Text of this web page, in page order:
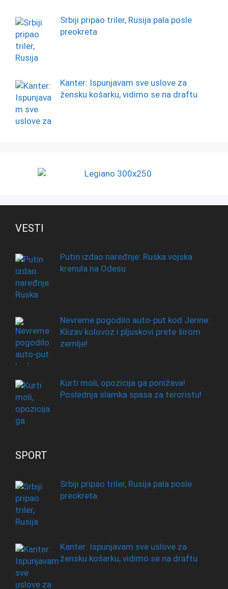
Srbiji pripao triler, Rusija pala posle
preokreta
Kanter: Ispunjavam sve uslove za
žensku košarku, vidimo se na draftu
VESTI
Putin izdao naređnje: Ruska vojska
krenula na Odesu
Nevreme pogodilo auto-put kod Jerine:
Klizav kolovoz i pljuskovi prete širom
zemlje!
Kurti moli, opozicija ga ponižava!
Poslednja slamka spasa za teroristu!
SPORT
Srbiji pripao triler, Rusija pala posle
preokreta
Kanter: Ispunjavam sve uslove za
žensku košarku, vidimo se na draftu